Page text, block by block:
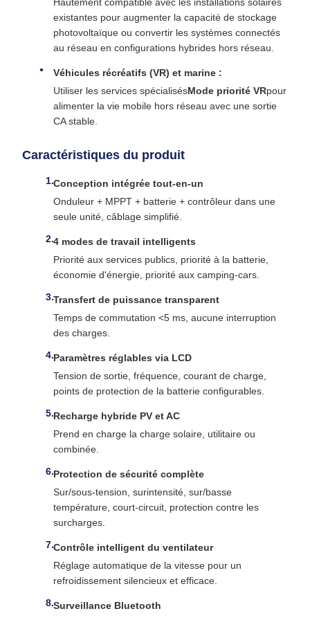
existantes pour augmenter la capacité de stockage
photovoltaïque ou convertir les systèmes connectés
au réseau en configurations hybrides hors réseau.
Véhicules récréatifs (VR) et marine :
Utiliser les services spécialisésMode priorité VRpour
alimenter la vie mobile hors réseau avec une sortie
CA stable.
Caractéristiques du produit
Conception intégrée tout-en-un
Onduleur + MPPT + batterie + contrôleur dans une
seule unité, câblage simplifié.
4 modes de travail intelligents
Priorité aux services publics, priorité à la batterie,
économie d'énergie, priorité aux camping-cars.
Transfert de puissance transparent
Temps de commutation <5 ms, aucune interruption
des charges.
Paramètres réglables via LCD
Tension de sortie, fréquence, courant de charge,
points de protection de la batterie configurables.
Recharge hybride PV et AC
Prend en charge la charge solaire, utilitaire ou
combinée.
Protection de sécurité complète
Sur/sous-tension, surintensité, sur/basse
température, court-circuit, protection contre les
surcharges.
Contrôle intelligent du ventilateur
Réglage automatique de la vitesse pour un
refroidissement silencieux et efficace.
Surveillance Bluetooth